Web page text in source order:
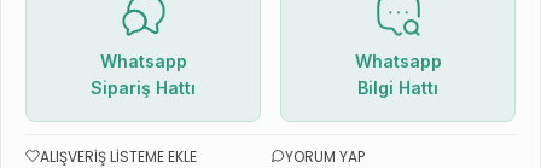
Whatsapp
Sipariş Hattı
Whatsapp
Bilgi Hattı
ALIŞVERIŞ LISTEME EKLE YORUM YAP